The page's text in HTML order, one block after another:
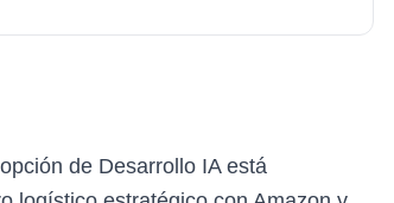
de Desarrollo IA está